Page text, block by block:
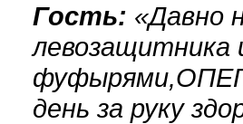
Гость: «Давно
левозащитника
день за руку